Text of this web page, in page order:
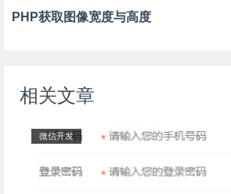
PHP获取图像宽度与高度
相关文章
微信开发